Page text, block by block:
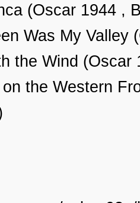
(Oscar 1944 ,
Was My
the Wind
the Western